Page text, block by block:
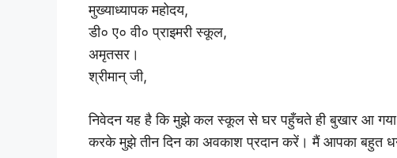
मुख्याध्यापक महोदय,
डी० ए० वी० प्राइमरी स्कूल,
अमृतसर।
श्रीमान् जी,
निवेदन यह है कि मुझे कल स्कूल से घर पहुँचते ही बुखार आ
करके मुझे तीन दिन का अवकाश प्रदान करें। मैं आपका बहुत